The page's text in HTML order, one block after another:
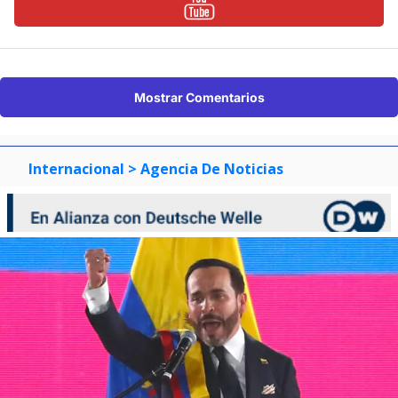
Mostrar Comentarios
Internacional > Agencia De Noticias